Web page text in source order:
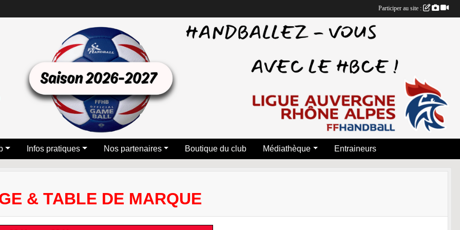
Infos pratiques Nos partenaires Boutique du club Médiathèque Entraineurs
& TABLE DE MARQUE
Participer au site :